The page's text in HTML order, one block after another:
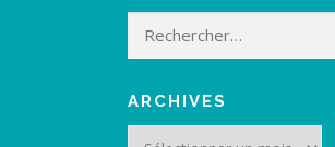
ARCHIVES